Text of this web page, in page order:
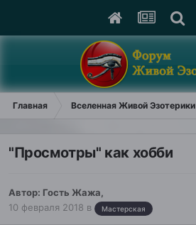
Главная Вселенная Живой Эзотерики
"Просмотры" как хобби
Автор: Гость Жажа,
10 февраля 2018 в Мастерская